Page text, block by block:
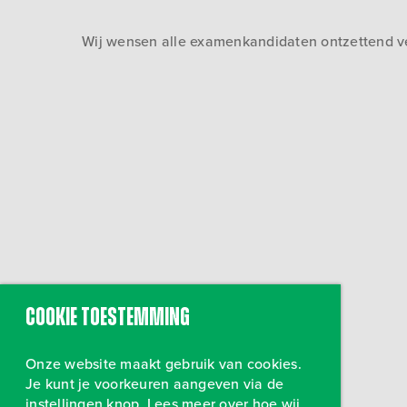
Wij wensen alle examenkandidaten ontzettend
Cookie toestemming
Onze website maakt gebruik van cookies.
Je kunt je voorkeuren aangeven via de